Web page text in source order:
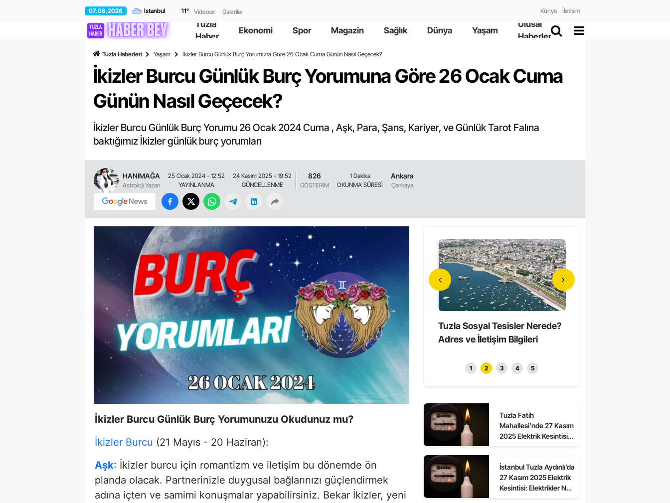
07.08.2026 11° Videolar Galeriler Künye İletişim
Tuzla
Haber
Ekonomi Spor Magazin Sağlık Dünya Yaşam
Ulusal
Haberler
Tuzla Haberleri Yaşam İkizler Burcu Günlük Burç Yorumuna Göre 26 Ocak Cuma Günün Nasıl Geçecek?
İkizler Burcu Günlük Burç Yorumuna Göre 26 Ocak Cuma
Günün Nasıl Geçecek?
İkizler Burcu Günlük Burç Yorumu 26 Ocak 2024 Cuma , Aşk, Para, Şans, Kariyer, ve Günlük Tarot Falına
baktığımız İkizler günlük burç yorumları
HANIMAĞA
Astroloji Yazarı
25 Ocak 2024 - 12:52
YAYINLANMA
24 Kasım 2025 - 19:52
GÜNCELLENME
826
GÖSTERİM
1 Dakika
OKUNMA SÜRESİ
Ankara
Çankaya
İkizler Burcu Günlük Burç Yorumunuzu Okudunuz mu?
İkizler Burcu (21 Mayıs - 20 Haziran):
Aşk: İkizler burcu için romantizm ve iletişim bu dönemde ön
planda olacak. Partnerinizle duygusal bağlarınızı güçlendirmek
adına içten ve samimi konuşmalar yapabilirsiniz. Bekar İkizler, yeni
Tuzla Orhanlı Mahallesi’nde 27
Kasım Elektrik Kesintisi: Ele...
İlk Türk Astronot Tuzla’da
Uzay Deneyimlerini
Öğrencilerle P...
Tuzla Sosyal Tesisler Nerede?
Adres ve İletişim Bilgileri
1 2 3 4 5
Tuzla Fatih
Mahallesi’nde 27 Kasım
2025 Elektrik Kesintisi:
Ne Zaman Gelecek?
İstanbul Tuzla Aydınlı’da
27 Kasım 2025 Elektrik
Kesintisi: Elektrikler Ne